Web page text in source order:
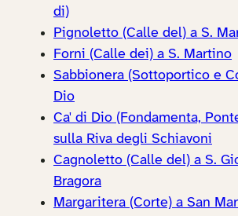
di)
Pignoletto (Calle del) a S.
Forni (Calle dei) a S. Martino
Sabbionera (Sottoportico e
Dio
Ca' di Dio (Fondamenta,
sulla Riva degli Schiavoni
Cagnoletto (Calle del) a S.
Bragora
Margaritera (Corte) a San